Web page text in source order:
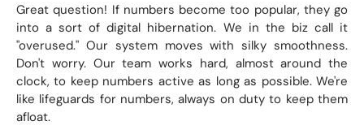
Great question! If numbers become too popular, they go
into a sort of digital hibernation. We in the biz call it
"overused." Our system moves with silky smoothness.
Don't worry. Our team works hard, almost around the
clock, to keep numbers active as long as possible. We're
like lifeguards for numbers, always on duty to keep them
afloat.